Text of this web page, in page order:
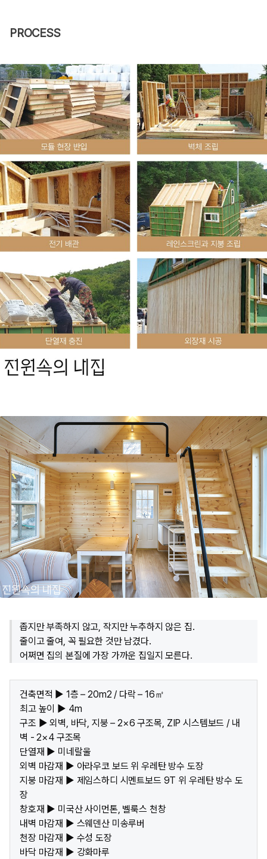
PROCESS
좁지만 부족하지 않고, 작지만 누추하지 않은 집.
줄이고 줄여, 꼭 필요한 것만 남겼다.
어쩌면 집의 본질에 가장 가까운 집일지 모른다.
건축면적 ▶ 1층 – 20m2 / 다락 – 16㎡
최고 높이 ▶ 4m
구조 ▶ 외벽, 바닥, 지붕 – 2×6 구조목, ZIP 시스템보드 / 내
벽 - 2×4 구조목
단열재 ▶ 미네랄울
외벽 마감재 ▶ 아라우코 보드 위 우레탄 방수 도장
지붕 마감재 ▶ 제임스하디 시멘트보드 9T 위 우레탄 방수 도
장
창호재 ▶ 미국산 사이먼톤, 벨룩스 천창
내벽 마감재 ▶ 스웨덴산 미송루버
천장 마감재 ▶ 수성 도장
바닥 마감재 ▶ 강화마루